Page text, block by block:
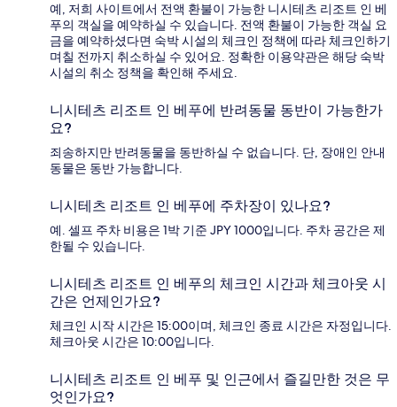
예, 저희 사이트에서 전액 환불이 가능한 니시테츠 리조트 인 베
푸의 객실을 예약하실 수 있습니다. 전액 환불이 가능한 객실 요
금을 예약하셨다면 숙박 시설의 체크인 정책에 따라 체크인하기
며칠 전까지 취소하실 수 있어요. 정확한 이용약관은 해당 숙박
시설의 취소 정책을 확인해 주세요.
니시테츠 리조트 인 베푸에 반려동물 동반이 가능한가
요?
죄송하지만 반려동물을 동반하실 수 없습니다. 단, 장애인 안내
동물은 동반 가능합니다.
니시테츠 리조트 인 베푸에 주차장이 있나요?
예. 셀프 주차 비용은 1박 기준 JPY 1000입니다. 주차 공간은 제
한될 수 있습니다.
니시테츠 리조트 인 베푸의 체크인 시간과 체크아웃 시
간은 언제인가요?
체크인 시작 시간은 15:00이며, 체크인 종료 시간은 자정입니다.
체크아웃 시간은 10:00입니다.
니시테츠 리조트 인 베푸 및 인근에서 즐길만한 것은 무
엇인가요?